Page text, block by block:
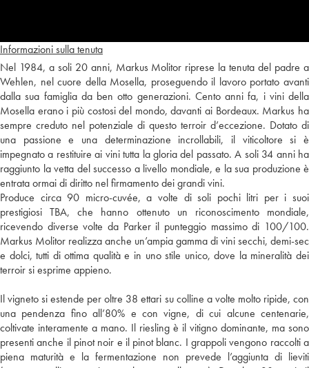
Informazioni sulla tenuta
Nel 1984, a soli 20 anni, Markus Molitor riprese la tenuta del padre a
Wehlen, nel cuore della Mosella, proseguendo il lavoro portato avanti
dalla sua famiglia da ben otto generazioni. Cento anni fa, i vini della
Mosella erano i più costosi del mondo, davanti ai Bordeaux. Markus ha
sempre creduto nel potenziale di questo terroir d’eccezione. Dotato di
una passione e una determinazione incrollabili, il viticoltore si è
impegnato a restituire ai vini tutta la gloria del passato. A soli 34 anni ha
raggiunto la vetta del successo a livello mondiale, e la sua produzione è
entrata ormai di diritto nel firmamento dei grandi vini.
Produce circa 90 micro-cuvée, a volte di soli pochi litri per i suoi
prestigiosi TBA, che hanno ottenuto un riconoscimento mondiale,
ricevendo diverse volte da Parker il punteggio massimo di 100/100.
Markus Molitor realizza anche un’ampia gamma di vini secchi, demi-sec
e dolci, tutti di ottima qualità e in uno stile unico, dove la mineralità dei
terroir si esprime appieno.
Il vigneto si estende per oltre 38 ettari su colline a volte molto ripide, con
una pendenza fino all’80% e con vigne, di cui alcune centenarie,
coltivate interamente a mano. Il riesling è il vitigno dominante, ma sono
presenti anche il pinot noir e il pinot blanc. I grappoli vengono raccolti a
piena maturità e la fermentazione non prevede l’aggiunta di lieviti